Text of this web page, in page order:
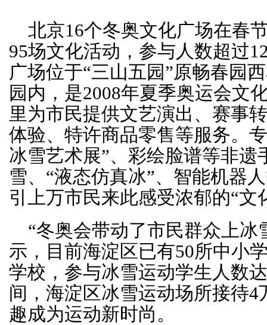
北京16个冬奥文化广场在春
95场文化活动，参与人数超过
广场位于“三山五园”原畅春园
园内，是2008年夏季奥运会文
里为市民提供文艺演出、赛事
体验、特许商品零售等服务。
冰雪艺术展”、彩绘脸谱等非遗
雪、“液态仿真冰”、智能机器
引上万市民来此感受浓郁的“文
“冬奥会带动了市民群众上冰
示，目前海淀区已有50所中小
学校，参与冰雪运动学生人数
间，海淀区冰雪运动场所接待
趣成为运动新时尚。